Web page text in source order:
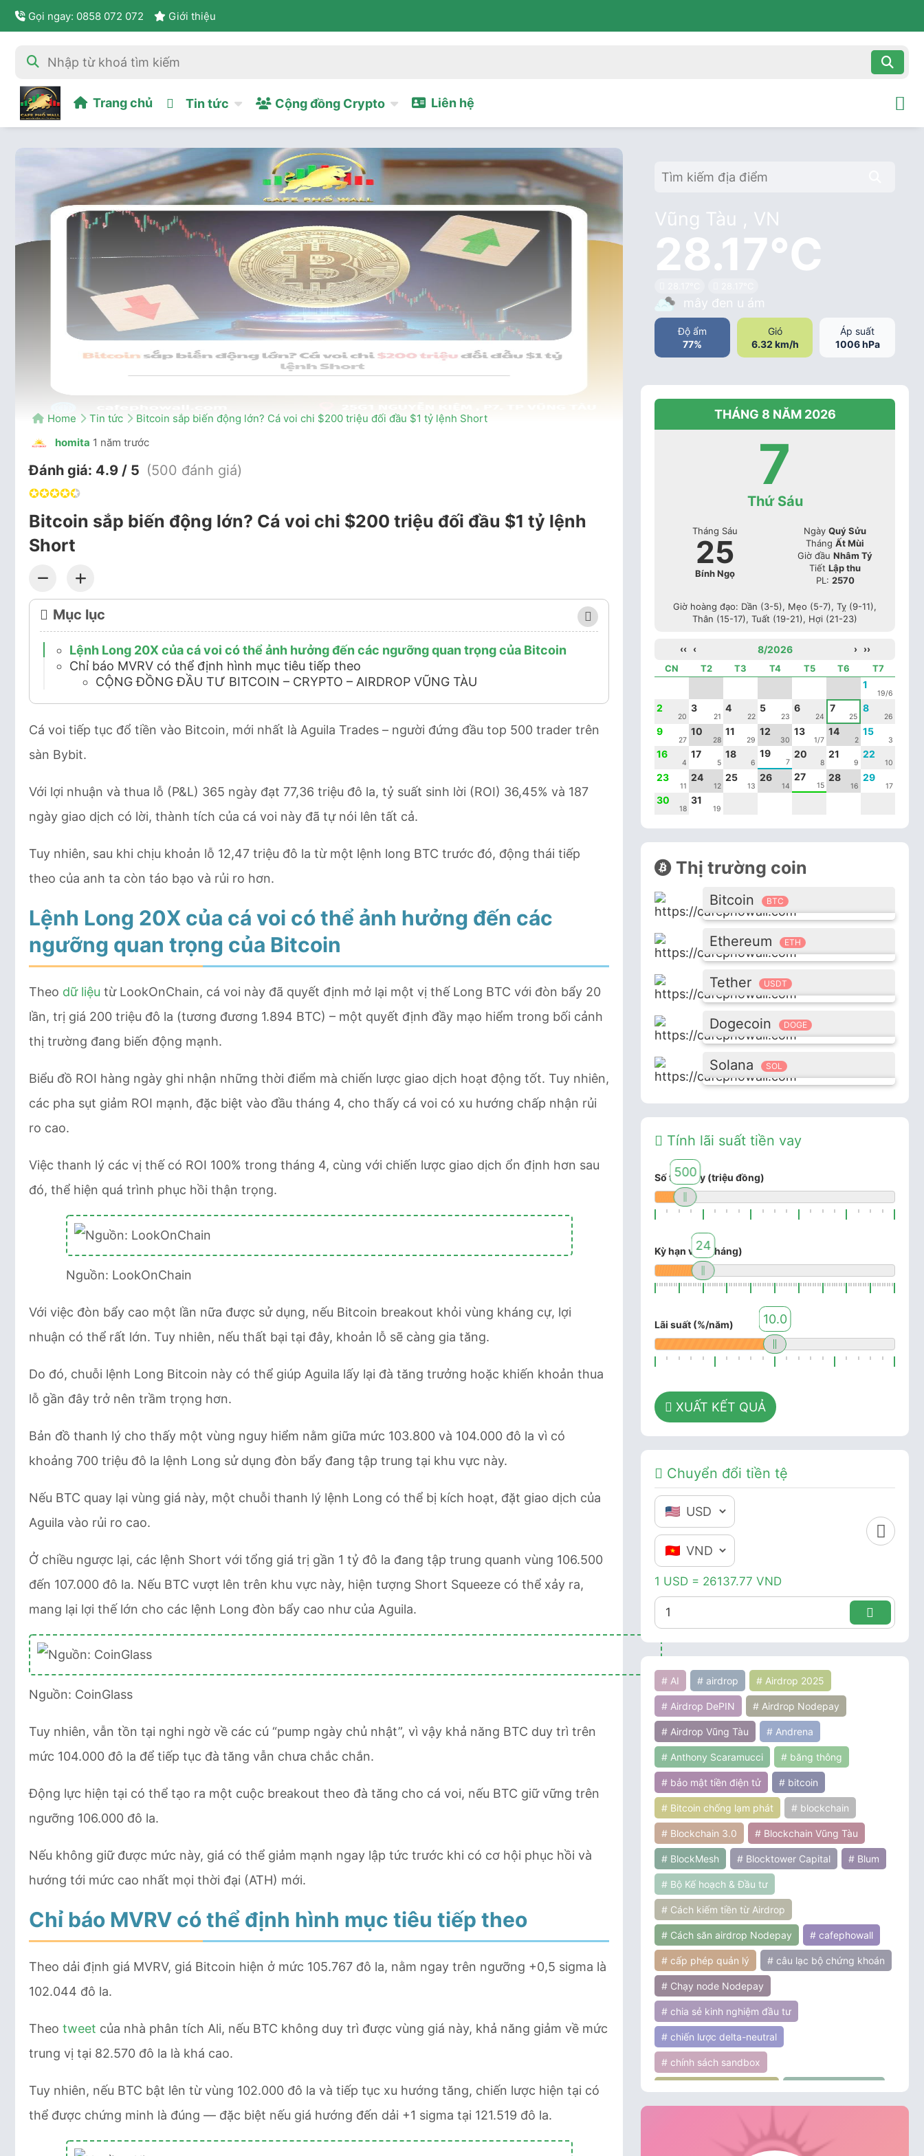
Gọi ngay: 0858 072 072 Giới thiệu
Trang chủ Tin tức Cộng đồng Crypto Liên hệ
Home Tin tức
Bitcoin sắp biến động lớn? Cá voi chi $200 triệu đối đầu $1 tỷ lệnh Short
homita 1 năm trước
Đánh giá: 4.9 / 5 (500 đánh giá)
✪✪✪✪✪
Bitcoin sắp biến động lớn? Cá voi chi $200 triệu đối đầu $1 tỷ lệnh
Short
Mục lục
Lệnh Long 20X của cá voi có thể ảnh hưởng đến các ngưỡng quan trọng của Bitcoin
Chỉ báo MVRV có thể định hình mục tiêu tiếp theo
CỘNG ĐỒNG ĐẦU TƯ BITCOIN – CRYPTO – AIRDROP VŨNG TÀU
Cá voi tiếp tục đổ tiền vào Bitcoin, mới nhất là Aguila Trades – người đứng đầu top 500 trader trên
sàn Bybit.
Với lợi nhuận và thua lỗ (P&L) 365 ngày đạt 77,36 triệu đô la, tỷ suất sinh lời (ROI) 36,45% và 187
ngày giao dịch có lời, thành tích của cá voi này đã tự nói lên tất cả.
Tuy nhiên, sau khi chịu khoản lỗ 12,47 triệu đô la từ một lệnh long BTC trước đó, động thái tiếp
theo của anh ta còn táo bạo và rủi ro hơn.
Lệnh Long 20X của cá voi có thể ảnh hưởng đến các
ngưỡng quan trọng của Bitcoin
Theo dữ liệu từ LookOnChain, cá voi này đã quyết định mở lại một vị thế Long BTC với đòn bẩy 20
lần, trị giá 200 triệu đô la (tương đương 1.894 BTC) – một quyết định đầy mạo hiểm trong bối cảnh
thị trường đang biến động mạnh.
Biểu đồ ROI hàng ngày ghi nhận những thời điểm mà chiến lược giao dịch hoạt động tốt. Tuy nhiên,
các pha sụt giảm ROI mạnh, đặc biệt vào đầu tháng 4, cho thấy cá voi có xu hướng chấp nhận rủi
ro cao.
Việc thanh lý các vị thế có ROI 100% trong tháng 4, cùng với chiến lược giao dịch ổn định hơn sau
đó, thể hiện quá trình phục hồi thận trọng.
Nguồn: LookOnChain
Với việc đòn bẩy cao một lần nữa được sử dụng, nếu Bitcoin breakout khỏi vùng kháng cự, lợi
nhuận có thể rất lớn. Tuy nhiên, nếu thất bại tại đây, khoản lỗ sẽ càng gia tăng.
Do đó, chuỗi lệnh Long Bitcoin này có thể giúp Aguila lấy lại đà tăng trưởng hoặc khiến khoản thua
lỗ gần đây trở nên trầm trọng hơn.
Bản đồ thanh lý cho thấy một vùng nguy hiểm nằm giữa mức 103.800 và 104.000 đô la vì có
khoảng 700 triệu đô la lệnh Long sử dụng đòn bẩy đang tập trung tại khu vực này.
Nếu BTC quay lại vùng giá này, một chuỗi thanh lý lệnh Long có thể bị kích hoạt, đặt giao dịch của
Aguila vào rủi ro cao.
Ở chiều ngược lại, các lệnh Short với tổng giá trị gần 1 tỷ đô la đang tập trung quanh vùng 106.500
đến 107.000 đô la. Nếu BTC vượt lên trên khu vực này, hiện tượng Short Squeeze có thể xảy ra,
mang lại lợi thế lớn cho các lệnh Long đòn bẩy cao như của Aguila.
Nguồn: CoinGlass
Tuy nhiên, vẫn tồn tại nghi ngờ về các cú “pump ngày chủ nhật”, vì vậy khả năng BTC duy trì trên
mức 104.000 đô la để tiếp tục đà tăng vẫn chưa chắc chắn.
Động lực hiện tại có thể tạo ra một cuộc breakout theo đà tăng cho cá voi, nếu BTC giữ vững trên
ngưỡng 106.000 đô la.
Nếu không giữ được mức này, giá có thể giảm mạnh ngay lập tức trước khi có cơ hội phục hồi và
hướng tới mức cao nhất mọi thời đại (ATH) mới.
Chỉ báo MVRV có thể định hình mục tiêu tiếp theo
Theo dải định giá MVRV, giá Bitcoin hiện ở mức 105.767 đô la, nằm ngay trên ngưỡng +0,5 sigma là
102.044 đô la.
Theo tweet của nhà phân tích Ali, nếu BTC không duy trì được vùng giá này, khả năng giảm về mức
trung vị tại 82.570 đô la là khá cao.
Tuy nhiên, nếu BTC bật lên từ vùng 102.000 đô la và tiếp tục xu hướng tăng, chiến lược hiện tại có
thể được chứng minh là đúng — đặc biệt nếu giá hướng đến dải +1 sigma tại 121.519 đô la.
Vũng Tàu , VN
28.17°C
mây đen u ám
Độ ẩm
77%
Gió
6.32 km/h
Áp suất
1006 hPa
THÁNG 8 NĂM 2026
7
Thứ Sáu
Tháng Sáu
25
Bính Ngọ
Ngày Quý Sửu
Tháng Ất Mùi
Giờ đầu Nhâm Tý
Tiết Lập thu
PL: 2570
Giờ hoàng đạo: Dần (3-5), Mẹo (5-7), Tỵ (9-11),
Thân (15-17), Tuất (19-21), Hợi (21-23)
‹‹ ‹ 8/2026 ›
››
CN
T2 T3 T4 T5 T6 T7
1
19/6
2
20
3
21
4
22
5
23
6
24
7
25
8
26
9
27
10
28
11
29
12
30
13
1/7
14
2
15
3
16
4
17
5
18
6
19
7
20
8
21
9
22
10
23
11
24
12
25
13
26
14
27
15
28
16
29
17
30
18
31
19
Thị trường coin
Bitcoin BTC
Ethereum ETH
Tether USDT
Dogecoin DOGE
Solana SOL
Tính lãi suất tiền vay
Số tiền vay (triệu đồng)
500
Kỳ hạn vay (tháng)
24
Lãi suất (%/năm) 10.0
XUẤT KẾT QUẢ
Chuyển đổi tiền tệ
1 USD = 26137.77 VND
# AI # airdrop # Airdrop 2025
# Airdrop DePIN # Airdrop Nodepay
# Airdrop Vũng Tàu # Andrena
# Anthony Scaramucci # băng thông
# bảo mật tiền điện tử # bitcoin
# Bitcoin chống lạm phát # blockchain
# Blockchain 3.0 # Blockchain Vũng Tàu
# BlockMesh # Blocktower Capital # Blum
# Bộ Kế hoạch & Đầu tư
# Cách kiếm tiền từ Airdrop
# Cách săn airdrop Nodepay # cafephowall
# cấp phép quản lý # câu lạc bộ chứng khoán
# Chạy node Nodepay
# chia sẻ kinh nghiệm đầu tư
# chiến lược delta-neutral
# chính sách sandbox
# cơ hội và thách thức # Coinbase Ventures